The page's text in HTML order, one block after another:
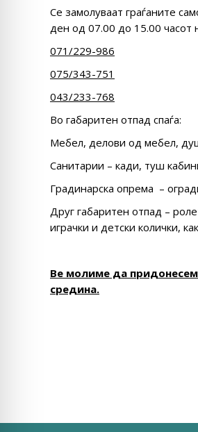
Се замолуваат граѓаните
ден од 07.00 до 15.00 часот
071/229-986
075/343-751
043/233-768
Во габаритен отпад спаѓа:
Мебел, делови од мебел,
Санитарии – кади, туш
Градинарска опрема –
Друг габаритен отпад –
играчки и детски колички,
Ве молиме да
средина.